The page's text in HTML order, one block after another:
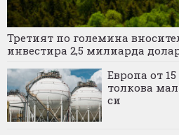
Третият по големина
инвестира 2,5 милиарда
Европа от
толкова
си